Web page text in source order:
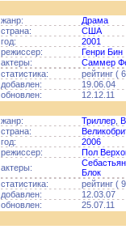
жанр:
Драма
страна:
США
год:
2001
режиссер:
Генри Бин
актеры:
Саммер
статистика:
рейтинг (
добавлен:
19.06.04
обновлен:
12.12.11
жанр: Триллер
страна:
год:
2006
режиссер:
Пол
актеры:
Блок
статистика:
рейтинг (
добавлен:
12.03.07
обновлен:
25.07.11